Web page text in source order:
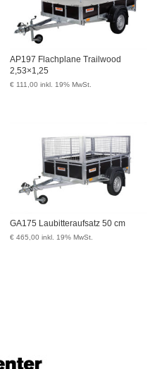
AP197 Flachplane Trailwood
2,53×1,25
€ 111,00 inkl. 19% MwSt.
GA175 Laubitteraufsatz 50 cm
€ 465,00 inkl. 19% MwSt.